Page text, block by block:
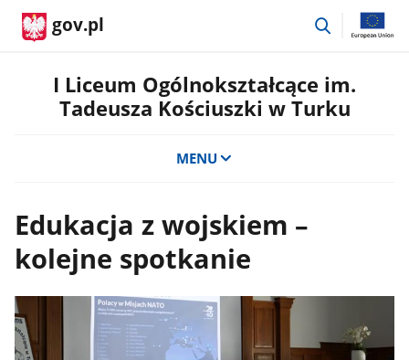
gov.pl
przejdź
I Liceum Ogólnokształcące im.
Tadeusza Kościuszki w Turku
MENU
Edukacja z wojskiem –
kolejne spotkanie